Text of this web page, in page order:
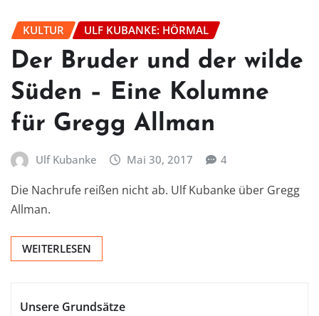
KULTUR ULF KUBANKE: HÖRMAL
Der Bruder und der wilde
Süden – Eine Kolumne
für Gregg Allman
Ulf Kubanke Mai 30, 2017 4
Die Nachrufe reißen nicht ab. Ulf Kubanke über Gregg
Allman.
WEITERLESEN
Unsere Grundsätze